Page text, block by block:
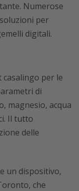
Numerose
per
digitali.
per le
di
magnesio, acqua
Il tutto
delle
un dispositivo,
che